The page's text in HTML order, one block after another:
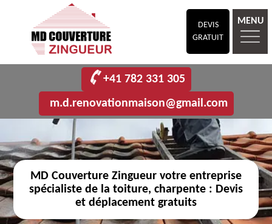
DEVIS
GRATUIT
MENU
+41 782 331 305
m.d.renovationmaison@gmail.com
MD Couverture Zingueur votre entreprise
spécialiste de la toiture, charpente : Devis
et déplacement gratuits